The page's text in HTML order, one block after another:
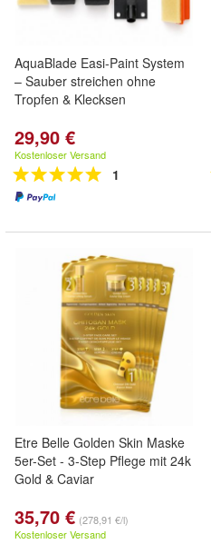
AquaBlade Easi-Paint System
– Sauber streichen ohne
Tropfen & Klecksen
29,90 €
Kostenloser Versand
1
Etre Belle Golden Skin Maske
5er-Set - 3-Step Pflege mit 24k
Gold & Caviar
35,70 € (278,91 €/l)
Kostenloser Versand